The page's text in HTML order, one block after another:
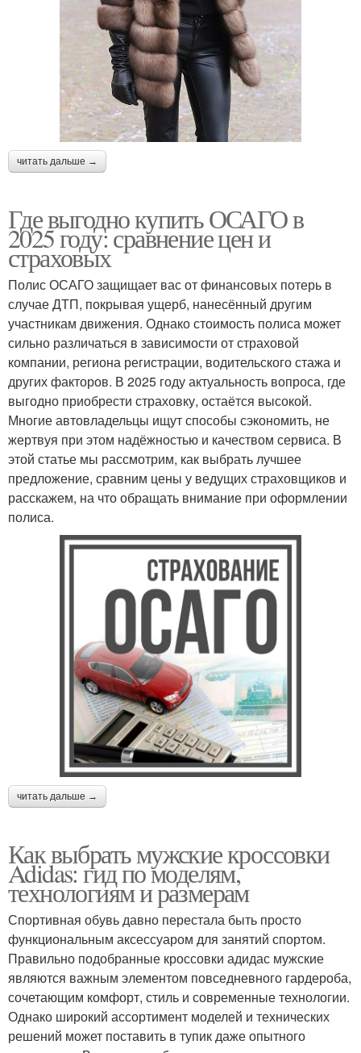
читать дальше →
Где выгодно купить ОСАГО в
2025 году: сравнение цен и
страховых
Полис ОСАГО защищает вас от финансовых потерь в
случае ДТП, покрывая ущерб, нанесённый другим
участникам движения. Однако стоимость полиса может
сильно различаться в зависимости от страховой
компании, региона регистрации, водительского стажа и
других факторов. В 2025 году актуальность вопроса, где
выгодно приобрести страховку, остаётся высокой.
Многие автовладельцы ищут способы сэкономить, не
жертвуя при этом надёжностью и качеством сервиса. В
этой статье мы рассмотрим, как выбрать лучшее
предложение, сравним цены у ведущих страховщиков и
расскажем, на что обращать внимание при оформлении
полиса.
читать дальше →
Как выбрать мужские кроссовки
Adidas: гид по моделям,
технологиям и размерам
Спортивная обувь давно перестала быть просто
функциональным аксессуаром для занятий спортом.
Правильно подобранные кроссовки адидас мужские
являются важным элементом повседневного гардероба,
сочетающим комфорт, стиль и современные технологии.
Однако широкий ассортимент моделей и технических
решений может поставить в тупик даже опытного